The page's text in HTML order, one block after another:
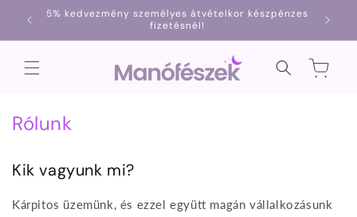
Ugrás a
tartalomhoz
5% kedvezmény személyes átvételkor készpénzes
fizetésnél!
Kosár
Rólunk
Kik vagyunk mi?
Kárpitos üzemünk, és ezzel együtt magán vállalkozásunk